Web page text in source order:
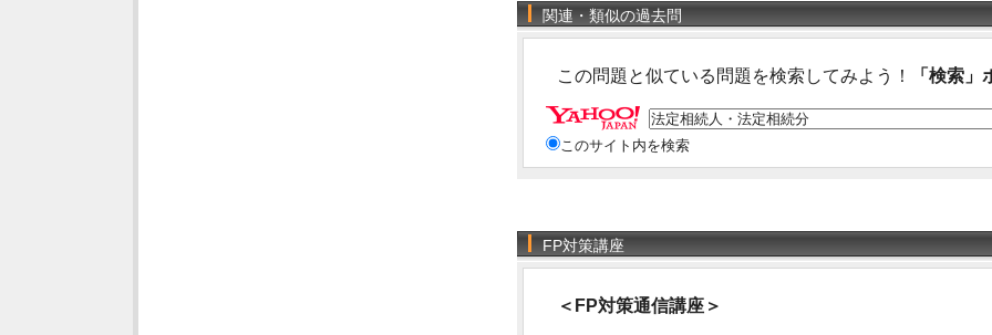
関連・類似の過去問
この問題と似ている問題を検索してみよう！ 「検索
このサイト内を検索
FP対策講座
＜FP対策通信講座＞